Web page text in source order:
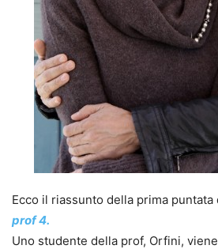
Ecco il riassunto della prima puntata
prof 4.
Uno studente della prof, Orfini,